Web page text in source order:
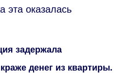
эта оказалась
задержала
денег из квартиры.